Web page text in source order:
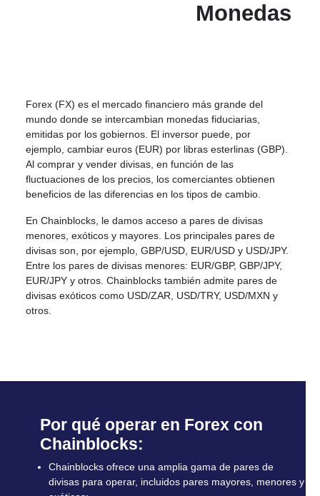
Monedas
Forex (FX) es el mercado financiero más grande del
mundo donde se intercambian monedas fiduciarias,
emitidas por los gobiernos. El inversor puede, por
ejemplo, cambiar euros (EUR) por libras esterlinas (GBP).
Al comprar y vender divisas, en función de las
fluctuaciones de los precios, los comerciantes obtienen
beneficios de las diferencias en los tipos de cambio.
En Chainblocks, le damos acceso a pares de divisas
menores, exóticos y mayores. Los principales pares de
divisas son, por ejemplo, GBP/USD, EUR/USD y USD/JPY.
Entre los pares de divisas menores: EUR/GBP, GBP/JPY,
EUR/JPY y otros. Chainblocks también admite pares de
divisas exóticos como USD/ZAR, USD/TRY, USD/MXN y
otros.
Por qué operar en Forex con
Chainblocks:
Chainblocks ofrece una amplia gama de pares de
divisas para operar, incluidos pares mayores, menores y